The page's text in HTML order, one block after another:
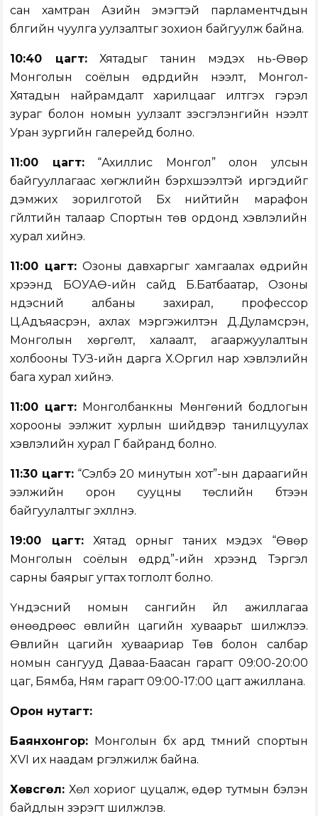
сан хамтран Азийн эмэгтэй парламентчдын
бүлгийн чуулга уулзалтыг зохион байгуулж байна.
10:40 цагт:Хятадыг танин мэдэх нь-Өвөр
Монголын соёлын өдрүүдийн нээлт, Монгол-
Хятадын найрамдалт харилцааг илтгэх гэрэл
зураг болон номын уулзалт үзэсгэлэнгийн нээлт
Уран зургийн галерейд болно.
11:00 цагт:“Ахиллис Монгол” олон улсын
байгууллагаас хөгжлийн бэрхшээлтэй иргэдийг
дэмжих зорилготой Бүх нийтийн марафон
гүйлтийн талаар Спортын төв ордонд хэвлэлийн
хурал хийнэ.
11:00 цагт: Озоны давхаргыг хамгаалах өдрийн
хүрээнд БОУАӨ-ийн сайд Б.Батбаатар, Озоны
үндэсний албаны захирал, профессор
Ц.Адъяасүрэн, ахлах мэргэжилтэн Д.Дуламсүрэн,
Монголын хөргөлт, халаалт, агааржуулалтын
холбооны ТУЗ-ийн дарга Х.Оргил нар хэвлэлийн
бага хурал хийнэ.
11:00 цагт: Монголбанкны Мөнгөний бодлогын
хорооны ээлжит хурлын шийдвэр танилцуулах
хэвлэлийн хурал Г байранд болно.
11:30 цагт: “Сэлбэ 20 минутын хот”-ын дараагийн
ээлжийн орон сууцны төслийн бүтээн
байгуулалтыг эхлүүлнэ.
19:00 цагт:Хятад орныг таних мэдэх “Өвөр
Монголын соёлын өдрүүд”-ийн хүрээнд Тэргэл
сарны баярыг угтах тоглолт болно.
Үндэсний номын сангийн үйл ажиллагаа
өнөөдрөөс өвлийн цагийн хуваарьт шилжлээ.
Өвлийн цагийн хуваариар Төв болон салбар
номын сангууд Даваа-Баасан гарагт 09:00-20:00
цаг, Бямба, Ням гарагт 09:00-17:00 цагт ажиллана.
Орон нутагт:
Баянхонгор: Монголын бүх ард түмний спортын
XVI их наадам үргэлжилж байна.
Хөвсгөл: Хөл хориог цуцалж, өдөр тутмын бэлэн
байдлын зэрэгт шилжүүлэв.